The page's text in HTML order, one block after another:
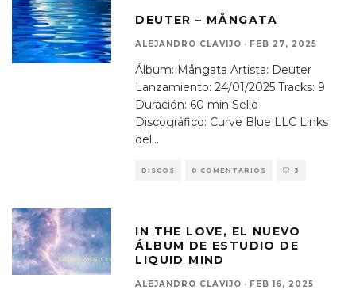
DEUTER – MÅNGATA
ALEJANDRO CLAVIJO · FEB 27, 2025
Álbum: Mångata Artista: Deuter
Lanzamiento: 24/01/2025 Tracks: 9
Duración: 60 min Sello
Discográfico: Curve Blue LLC Links
del...
DISCOS 0 COMENTARIOS 3
IN THE LOVE, EL NUEVO
ÁLBUM DE ESTUDIO DE
LIQUID MIND
ALEJANDRO CLAVIJO · FEB 16, 2025